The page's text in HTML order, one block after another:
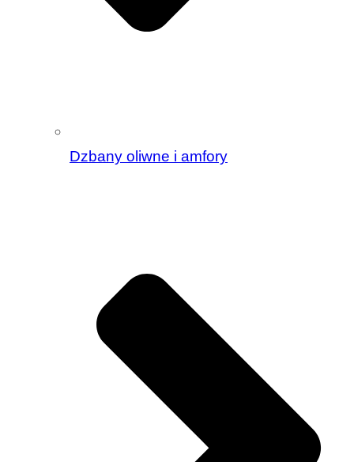
Dzbany oliwne i amfory